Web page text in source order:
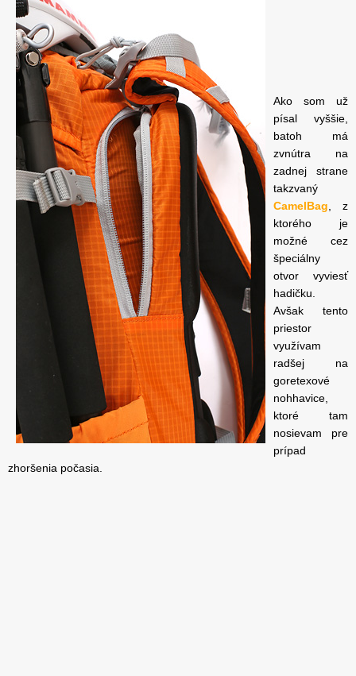
Ako som už
písal vyššie,
batoh má
zvnútra na
zadnej strane
takzvaný
CamelBag , z
ktorého je
možné cez
špeciálny
otvor vyviesť
hadičku.
Avšak tento
priestor
využívam
radšej na
goretexové
nohhavice,
ktoré tam
nosievam pre
prípad
zhoršenia počasia.